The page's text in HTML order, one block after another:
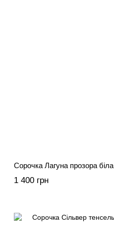
Сорочка Лагуна прозора біла
1 400 грн